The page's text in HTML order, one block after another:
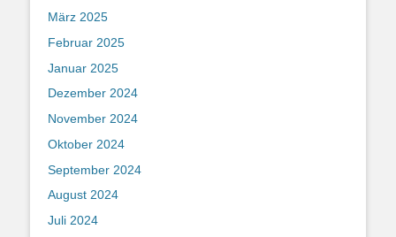
März 2025
Februar 2025
Januar 2025
Dezember 2024
November 2024
Oktober 2024
September 2024
August 2024
Juli 2024